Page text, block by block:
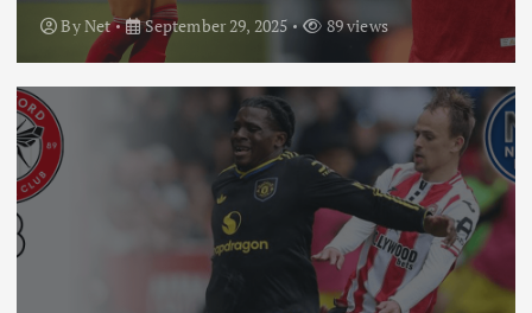
ByNet September 29, 2025 89 views